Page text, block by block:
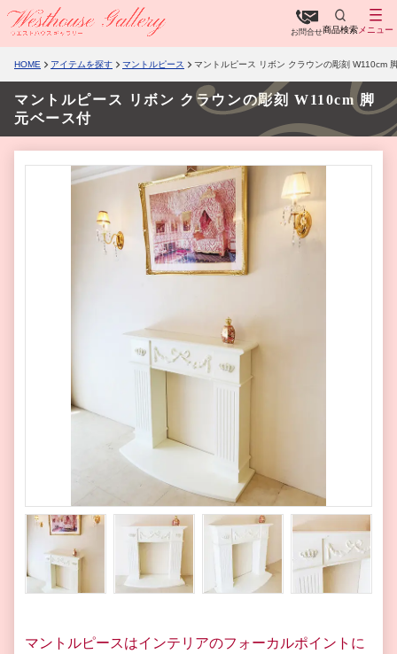
お問合せ商品検索 メニュー
HOME アイテムを探す マントルピース マントルピース リボン クラウンの彫刻 W110cm
マントルピース リボン クラウンの彫刻 W110cm 脚
元ベース付
マントルピースはインテリアのフォーカルポイントに